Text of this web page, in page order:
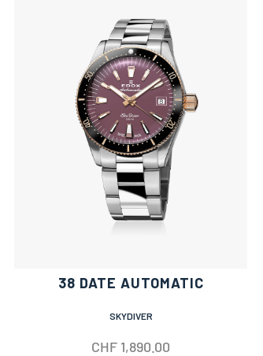
38 DATE AUTOMATIC
SKYDIVER
CHF 1,890.00